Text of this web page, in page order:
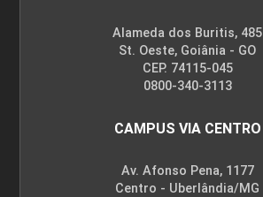
Alameda dos Buritis, 485
St. Oeste, Goiânia - GO
CEP. 74115-045
0800-340-3113
CAMPUS VIA CENTRO
Av. Afonso Pena, 1177
Centro - Uberlândia/MG